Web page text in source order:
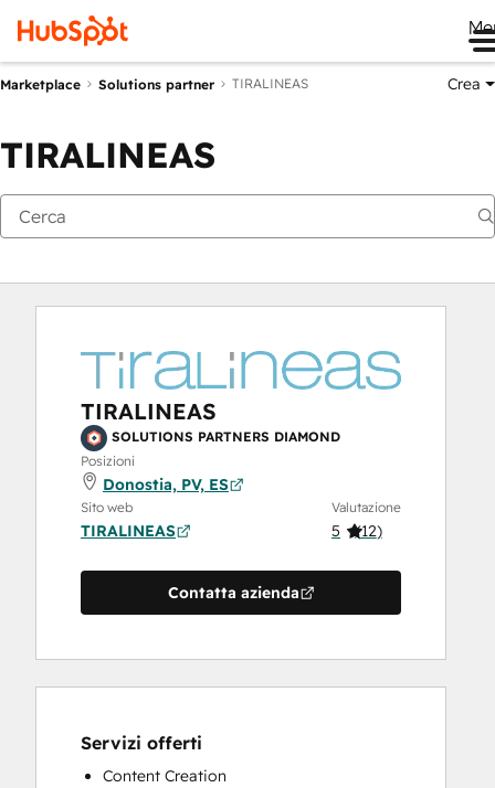
Marketplace Solutions partner TIRALINEAS Crea
TIRALINEAS
TIRALINEAS
SOLUTIONS PARTNERS DIAMOND
Posizioni
Donostia, PV, ES
Sito web
TIRALINEAS
Valutazione
5 (12)
Contatta azienda
Servizi offerti
Content Creation